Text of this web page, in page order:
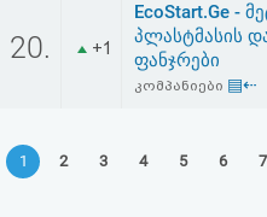
20. +1
EcoStart.Ge -
პლასტმასის
ფანჯრები
კომპანიები ▤⇠
1 2 3 4 5 6 7